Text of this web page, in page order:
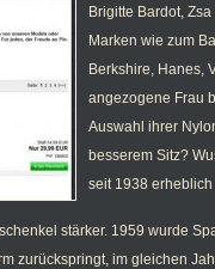
Brigitte Bardot,
Marken wie zum
Berkshire, Hanes,
angezogene Frau
Auswahl ihrer
besserem Sitz?
seit 1938
stärker. 1959 wurde
zurückspringt, im gleichen